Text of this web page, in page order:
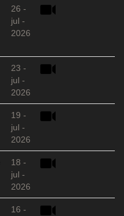
26 -
jul -
2026
23 -
jul -
2026
19 -
jul -
2026
18 -
jul -
2026
16 -